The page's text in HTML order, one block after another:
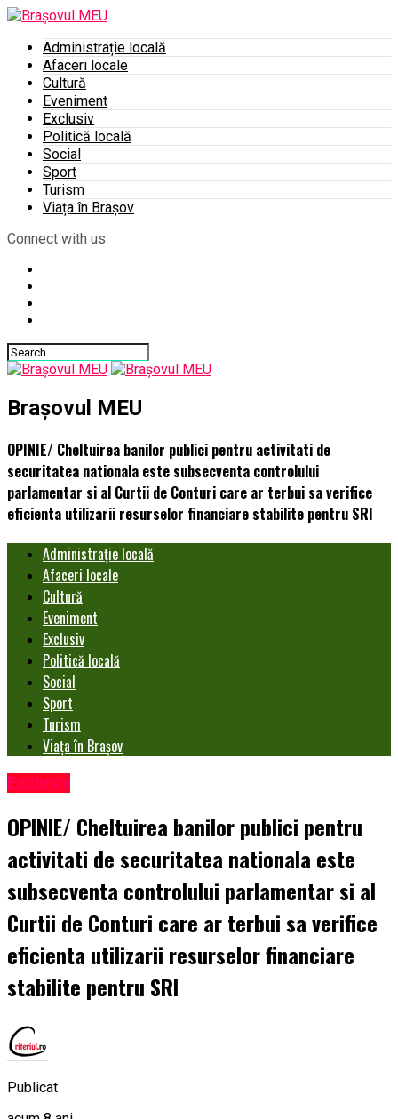
Administrație locală
Afaceri locale
Cultură
Eveniment
Exclusiv
Politică locală
Social
Sport
Turism
Viața în Brașov
Connect with us
Brașovul MEU
OPINIE/ Cheltuirea banilor publici pentru activitati de
securitatea nationala este subsecventa controlului
parlamentar si al Curtii de Conturi care ar terbui sa verifice
eficienta utilizarii resurselor financiare stabilite pentru SRI
Administrație locală
Afaceri locale
Cultură
Eveniment
Exclusiv
Politică locală
Social
Sport
Turism
Viața în Brașov
Exclusiv
OPINIE/ Cheltuirea banilor publici pentru
activitati de securitatea nationala este
subsecventa controlului parlamentar si al
Curtii de Conturi care ar terbui sa verifice
eficienta utilizarii resurselor financiare
stabilite pentru SRI
Publicat